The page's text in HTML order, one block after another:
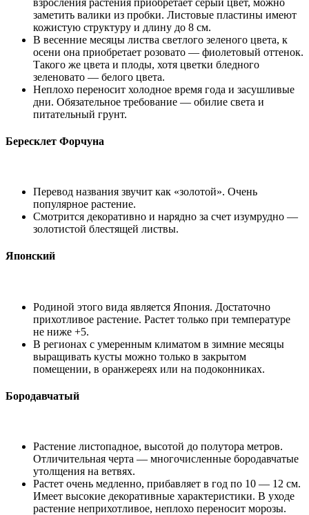
заметить валики из пробки. Листовые пластины имеют
кожистую структуру и длину до 8 см.
В весенние месяцы листва светлого зеленого цвета, к
осени она приобретает розовато — фиолетовый оттенок.
Такого же цвета и плоды, хотя цветки бледного
зеленовато — белого цвета.
Неплохо переносит холодное время года и засушливые
дни. Обязательное требование — обилие света и
питательный грунт.
Бересклет Форчуна
Перевод названия звучит как «золотой». Очень
популярное растение.
Смотрится декоративно и нарядно за счет изумрудно —
золотистой блестящей листвы.
Японский
Родиной этого вида является Япония. Достаточно
прихотливое растение. Растет только при температуре
не ниже +5.
В регионах с умеренным климатом в зимние месяцы
выращивать кусты можно только в закрытом
помещении, в оранжереях или на подоконниках.
Бородавчатый
Растение листопадное, высотой до полутора метров.
Отличительная черта — многочисленные бородавчатые
утолщения на ветвях.
Растет очень медленно, прибавляет в год по 10 — 12 см.
Имеет высокие декоративные характеристики. В уходе
растение неприхотливое, неплохо переносит морозы.